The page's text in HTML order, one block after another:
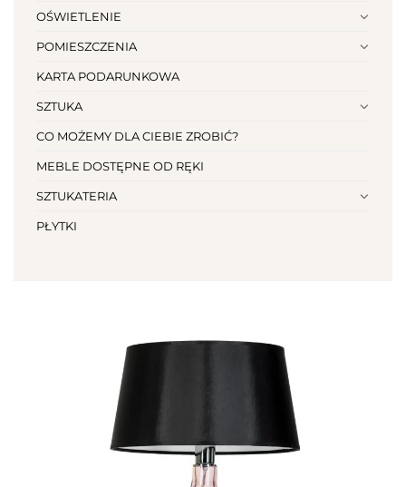
OŚWIETLENIE
POMIESZCZENIA
KARTA PODARUNKOWA
SZTUKA
CO MOŻEMY DLA CIEBIE ZROBIĆ?
MEBLE DOSTĘPNE OD RĘKI
SZTUKATERIA
PŁYTKI